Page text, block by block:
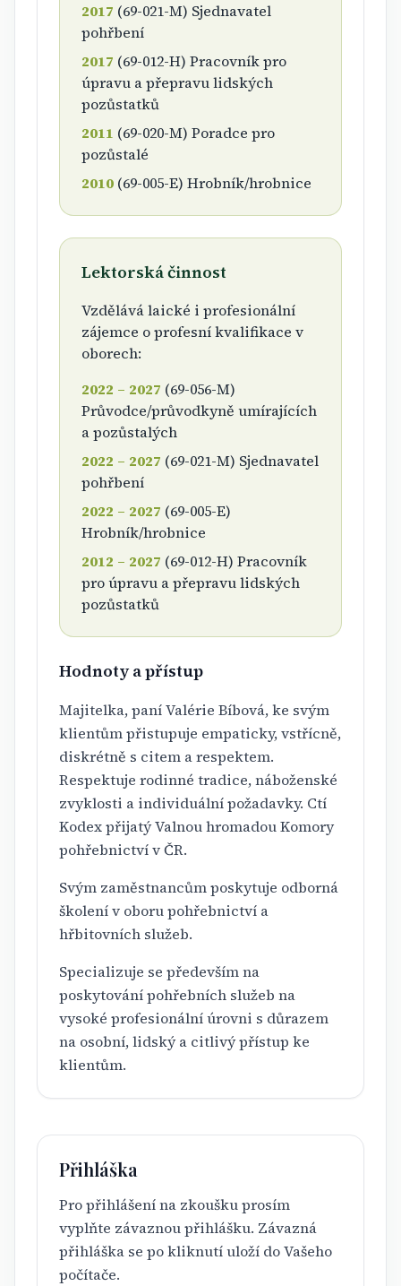
2017 (69-021-M) Sjednavatel
pohřbení
2017 (69-012-H) Pracovník pro
úpravu a přepravu lidských
pozůstatků
2011 (69-020-M) Poradce pro
pozůstalé
2010 (69-005-E) Hrobník/hrobnice
Lektorská činnost
Vzdělává laické i profesionální
zájemce o profesní kvalifikace v
oborech:
2022 – 2027 (69-056-M)
Průvodce/průvodkyně umírajících
a pozůstalých
2022 – 2027 (69-021-M) Sjednavatel
pohřbení
2022 – 2027 (69-005-E)
Hrobník/hrobnice
2012 – 2027 (69-012-H) Pracovník
pro úpravu a přepravu lidských
pozůstatků
Hodnoty a přístup
Majitelka, paní Valérie Bíbová, ke svým
klientům přistupuje empaticky, vstřícně,
diskrétně s citem a respektem.
Respektuje rodinné tradice, náboženské
zvyklosti a individuální požadavky. Ctí
Kodex přijatý Valnou hromadou Komory
pohřebnictví v ČR.
Svým zaměstnancům poskytuje odborná
školení v oboru pohřebnictví a
hřbitovních služeb.
Specializuje se především na
poskytování pohřebních služeb na
vysoké profesionální úrovni s důrazem
na osobní, lidský a citlivý přístup ke
klientům.
Přihláška
Pro přihlášení na zkoušku prosím
vyplňte závaznou přihlášku. Závazná
přihláška se po kliknutí uloží do Vašeho
počítače.